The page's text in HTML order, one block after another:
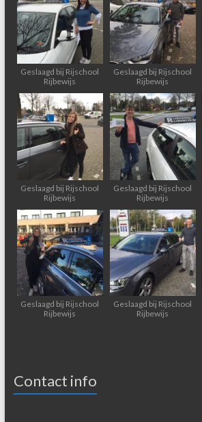
Geslaagd bij Rijschool
Rijbewijs
Geslaagd bij Rijschool
Rijbewijs
Geslaagd bij Rijschool
Rijbewijs
Geslaagd bij Rijschool
Rijbewijs
Geslaagd bij Rijschool
Rijbewijs
Geslaagd bij Rijschool
Rijbewijs
Contact info